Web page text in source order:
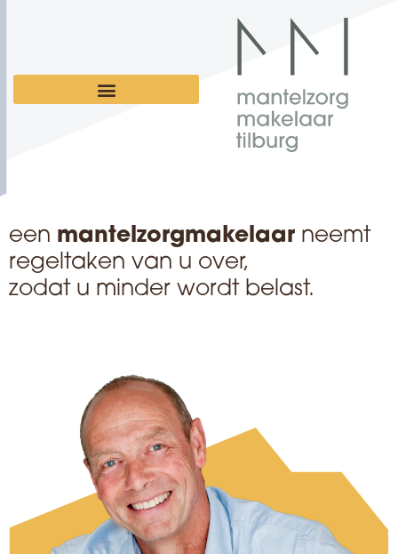
een mantelzorgmakelaar neemt
regeltaken van u over,
zodat u minder wordt belast.